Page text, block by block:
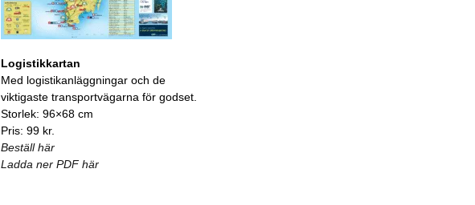
Logistikkartan
Med logistikanläggningar och de
viktigaste transportvägarna för godset.
Storlek: 96×68 cm
Pris: 99 kr.
Beställ här
Ladda ner PDF här